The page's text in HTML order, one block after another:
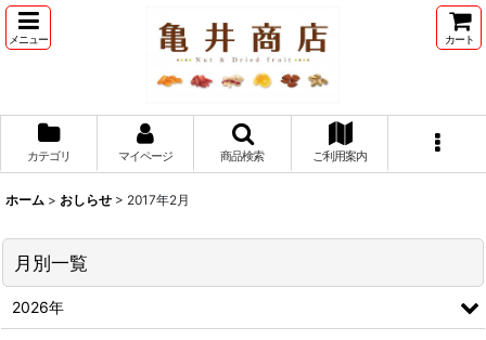
メニュー カート
カテゴリ マイページ 商品検索 ご利用案内
ホーム > おしらせ > 2017年2月
月別一覧
2026年